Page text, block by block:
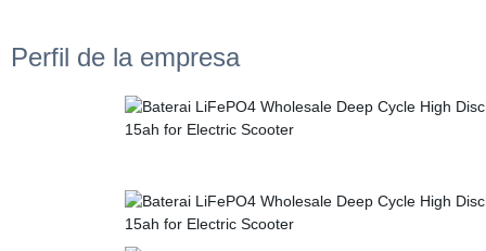
Perfil de la empresa